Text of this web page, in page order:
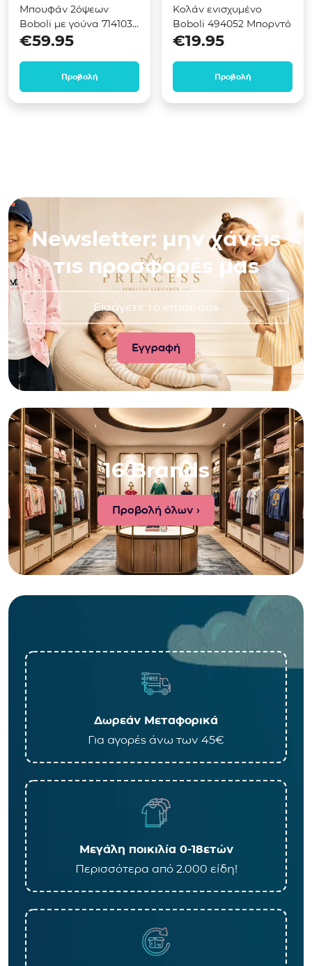
Μπουφάν 2όψεων
Boboli με γούνα 714103
Μπλε
€59.95
Προβολή
Κολάν ενισχυμένο
Boboli 494052 Μπορντό
€19.95
Προβολή
Newsletter: μην χάνεις
τις προσφορές μας
16 Brands
Προβολή όλων ›
Δωρεάν Μεταφορικά
Για αγορές άνω των 45€
Μεγάλη ποικιλία 0-18ετών
Περισσότερα από 2.000 είδη!